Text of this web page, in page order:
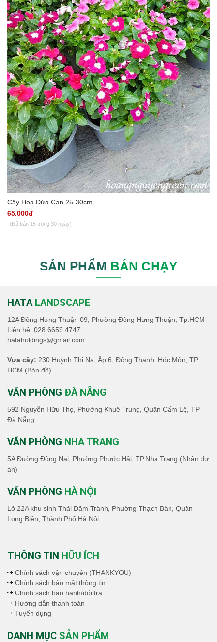
Cây Hoa Dừa Cạn 25-30cm
65.000đ
(Đã bán 15 trong 30 ngày)
SẢN PHẨM BÁN CHẠY
HATA LANDSCAPE
12A Đông Hưng Thuận 09, Phường Đông Hưng Thuận, Tp.HCM
Liên hệ: 028.6659.4747
hataholdings@gmail.com
Vựa cây: 230 Huỳnh Thị Na, Ấp 6, Đông Thạnh, Hóc Môn, TP.
HCM (Bản đồ)
VĂN PHÒNG ĐÀ NẴNG
592 Nguyễn Hữu Thọ, Phường Khuê Trung, Quận Cẩm Lệ, TP
Đà Nẵng
VĂN PHÒNG NHA TRANG
5A Đường Đồng Nai, Phường Phước Hải, TP.Nha Trang (Nhận dự
án)
VĂN PHÒNG HÀ NỘI
Lô 22A khu sinh Thái Đầm Trành, Phường Thạch Bàn, Quân
Long Biên, Thành Phố Hà Nội
THÔNG TIN HỮU ÍCH
Chính sách vận chuyên (THANKYOU)
Chính sách bảo mật thông tin
Chính sách bảo hành/đổi trả
Hướng dẫn thanh toán
Tuyển dụng
DANH MỤC SẢN PHẨM